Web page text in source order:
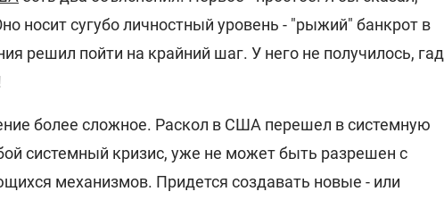
носит сугубо личностный уровень - "рыжий" банкрот в
решил пойти на крайний шаг. У него не получилось, гад
более сложное. Раскол в США перешел в системную
системный кризис, уже не может быть разрешен с
механизмов. Придется создавать новые - или